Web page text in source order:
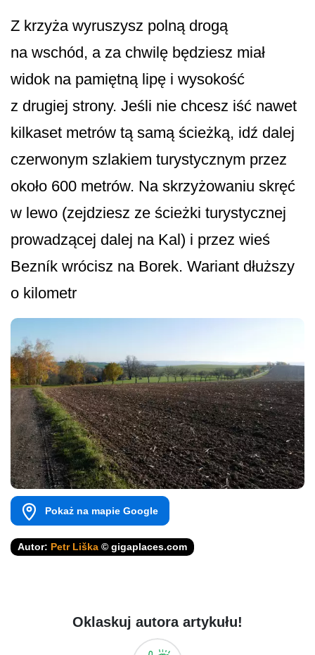
Z krzyża wyruszysz polną drogą
na wschód, a za chwilę będziesz miał
widok na pamiętną lipę i wysokość
z drugiej strony. Jeśli nie chcesz iść nawet
kilkaset metrów tą samą ścieżką, idź dalej
czerwonym szlakiem turystycznym przez
około 600 metrów. Na skrzyżowaniu skręć
w lewo (zejdziesz ze ścieżki turystycznej
prowadzącej dalej na Kal) i przez wieś
Bezník wrócisz na Borek. Wariant dłuższy
o kilometr
Pokaż na mapie Google
Autor: Petr Liška © gigaplaces.com
Oklaskuj autora artykułu!